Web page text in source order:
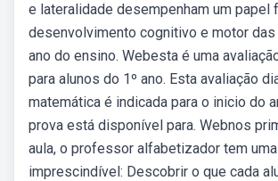
e lateralidade desempenham um papel
desenvolvimento cognitivo e motor das
ano do ensino. Webesta é uma
para alunos do 1º ano. Esta avaliação
matemática é indicada para o inicio do
prova está disponível para. Webnos
aula, o professor alfabetizador tem
imprescindível: Descobrir o que cada